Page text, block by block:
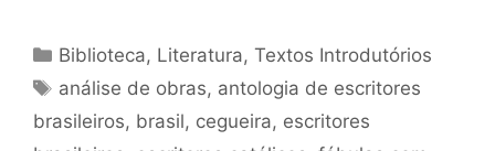
Categorias
Biblioteca, Literatura,Textos Introdutórios
Tags
análise de obras, antologia de escritores
brasileiros, brasil, cegueira, escritores